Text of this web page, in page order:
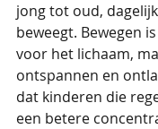
jong tot oud,
beweegt. Bewegen
voor het lichaam,
ontspannen en
dat kinderen die
een betere